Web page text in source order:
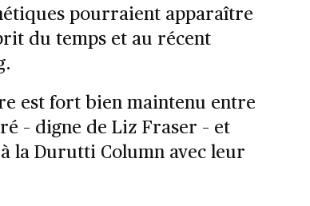
pourraient apparaître
du temps et au récent
est fort bien maintenu entre
– digne de Liz Fraser – et
la Durutti Column avec leur